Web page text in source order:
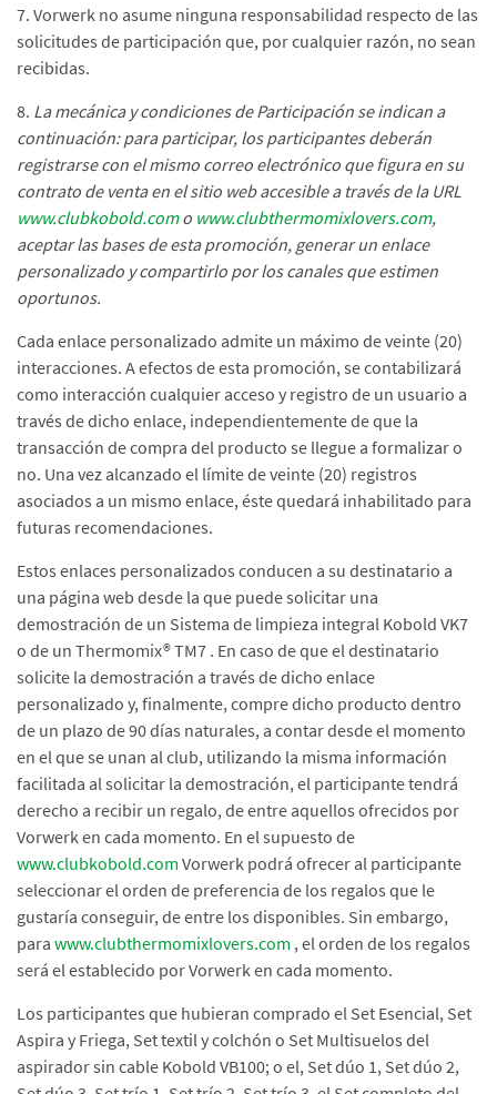
7. Vorwerk no asume ninguna responsabilidad respecto de las
solicitudes de participación que, por cualquier razón, no sean
recibidas.
8. La mecánica y condiciones de Participación se indican a
continuación: para participar, los participantes deberán
registrarse con el mismo correo electrónico que figura en su
contrato de venta en el sitio web accesible a través de la URL
www.clubkobold.como www.clubthermomixlovers.com,
aceptar las bases de esta promoción, generar un enlace
personalizado y compartirlo por los canales que estimen
oportunos.
Cada enlace personalizado admite un máximo de veinte (20)
interacciones. A efectos de esta promoción, se contabilizará
como interacción cualquier acceso y registro de un usuario a
través de dicho enlace, independientemente de que la
transacción de compra del producto se llegue a formalizar o
no. Una vez alcanzado el límite de veinte (20) registros
asociados a un mismo enlace, éste quedará inhabilitado para
futuras recomendaciones.
Estos enlaces personalizados conducen a su destinatario a
una página web desde la que puede solicitar una
demostración de un Sistema de limpieza integral Kobold VK7
o de un Thermomix® TM7 . En caso de que el destinatario
solicite la demostración a través de dicho enlace
personalizado y, finalmente, compre dicho producto dentro
de un plazo de 90 días naturales, a contar desde el momento
en el que se unan al club, utilizando la misma información
facilitada al solicitar la demostración, el participante tendrá
derecho a recibir un regalo, de entre aquellos ofrecidos por
Vorwerk en cada momento. En el supuesto de
www.clubkobold.com Vorwerk podrá ofrecer al participante
seleccionar el orden de preferencia de los regalos que le
gustaría conseguir, de entre los disponibles. Sin embargo,
para www.clubthermomixlovers.com , el orden de los regalos
será el establecido por Vorwerk en cada momento.
Los participantes que hubieran comprado el Set Esencial, Set
Aspira y Friega, Set textil y colchón o Set Multisuelos del
aspirador sin cable Kobold VB100; o el, Set dúo 1, Set dúo 2,